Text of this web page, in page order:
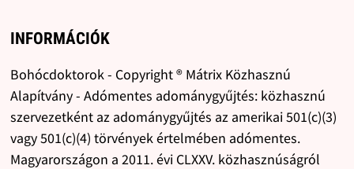
INFORMÁCIÓK
Bohócdoktorok - Copyright ® Mátrix Közhasznú
Alapítvány - Adómentes adománygyűjtés: közhasznú
szervezetként az adománygyűjtés az amerikai 501(c)(3)
vagy 501(c)(4) törvények értelmében adómentes.
Magyarországon a 2011. évi CLXXV. közhasznúságról